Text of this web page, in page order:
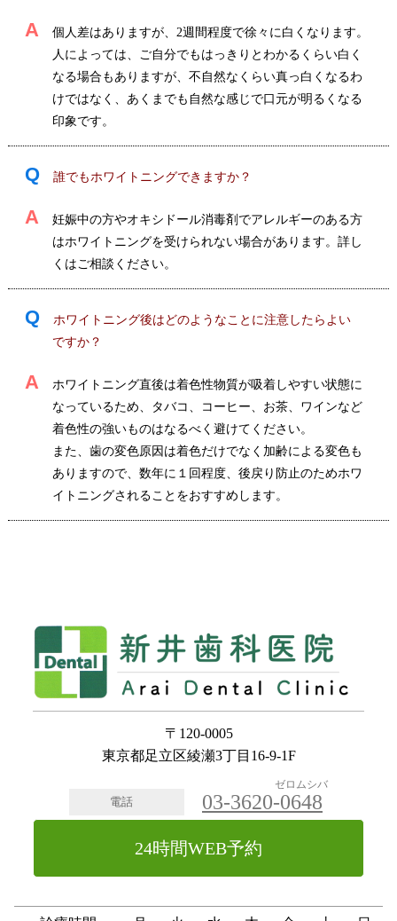
A
個人差はありますが、2週間程度で徐々に白くなります。
人によっては、ご自分でもはっきりとわかるくらい白く
なる場合もありますが、不自然なくらい真っ白くなるわ
けではなく、あくまでも自然な感じで口元が明るくなる
印象です。
Q 誰でもホワイトニングできますか？
A
妊娠中の方やオキシドール消毒剤でアレルギーのある方
はホワイトニングを受けられない場合があります。詳し
くはご相談ください。
Q
ホワイトニング後はどのようなことに注意したらよい
ですか？
A
ホワイトニング直後は着色性物質が吸着しやすい状態に
なっているため、タバコ、コーヒー、お茶、ワインなど
着色性の強いものはなるべく避けてください。
また、歯の変色原因は着色だけでなく加齢による変色も
ありますので、数年に１回程度、後戻り防止のためホワ
イトニングされることをおすすめします。
〒120-0005
東京都足立区綾瀬3丁目16-9-1F
電話 03-3620-0648
ゼロムシバ
24時間WEB予約